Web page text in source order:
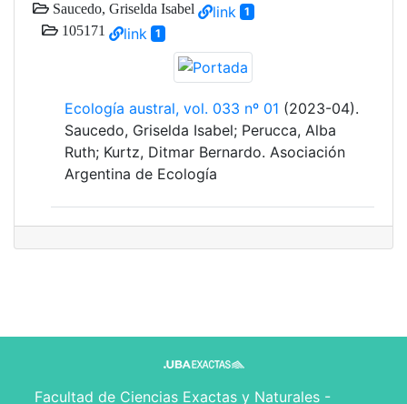
Saucedo, Griselda Isabel link 1
105171 link 1
Ecología austral, vol. 033 nº 01 (2023-04).
Saucedo, Griselda Isabel; Perucca, Alba
Ruth; Kurtz, Ditmar Bernardo. Asociación
Argentina de Ecología
Facultad de Ciencias Exactas y Naturales -